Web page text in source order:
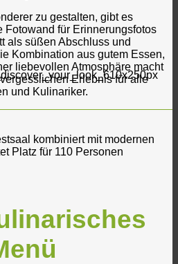
kombiniert mit modernen
Platz für 110 Personen
zu gestalten, gibt es
Fotowand für Erinnerungsfotos
als süßen Abschluss und
Kombination aus gutem Essen,
liebevollen Atmosphäre macht
Erlebnis für alle
und Kulinariker.